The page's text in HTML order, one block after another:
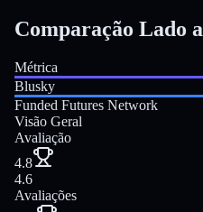
Comparação Lado
Métrica
Blusky
Funded Futures Network
Visão Geral
Avaliação
4.8
4.6
Avaliações